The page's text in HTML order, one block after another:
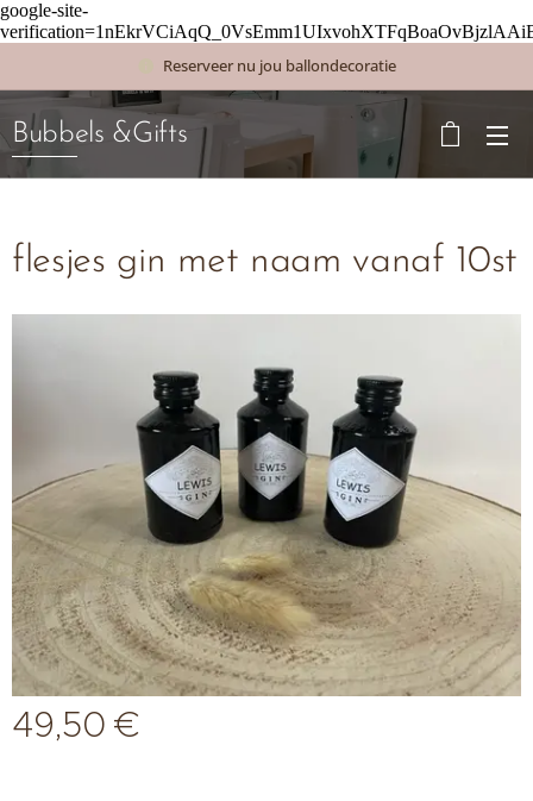
google-site-
Reserveer nu jou ballondecoratie
Bubbels &Gifts
flesjes gin met naam vanaf 10st
49,50 €